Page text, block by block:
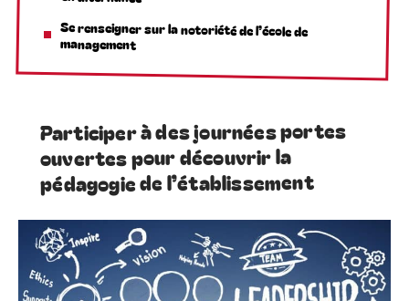
Se renseigner sur la notoriété de l’école de
management
Participer à des journées portes
ouvertes pour découvrir la
pédagogie de l’établissement